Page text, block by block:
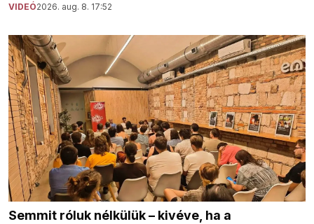
VIDEÓ2026. aug. 8. 17:52
Semmit róluk nélkülük – kivéve, ha a